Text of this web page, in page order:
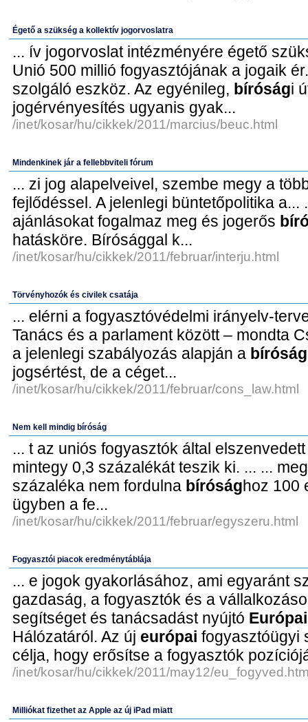
Égető a szükség a kollektív jogorvoslatra
... ív jogorvoslat intézményére égető
Unió 500 millió fogyasztójának a jogaik
szolgáló eszköz. Az egyénileg, bírósági
jogérvényesítés ugyanis gyak...
/inet/kosar/hu/cikkek/2011/marcius/beuc.html
Mindenkinek jár a fellebbviteli fórum
... zi jog alapelveivel, szembe megy a
fejlődéssel. A jelenlegi büntetőpolitika a...
ajánlásokat fogalmaz meg és jogerős
hatásköre. Bírósággal k...
/inet/kosar/hu/cikkek/2011/februar/interju.html
Törvényhozók és civilek csatája
... elérni a fogyasztóvédelmi irányelv-
Tanács és a parlament között – mondta
a jelenlegi szabályozás alapján a bíróság
jogsértést, de a céget...
/inet/kosar/hu/cikkek/2011/februar/cons_law.html
Nem kell mindig bíróság
... t az uniós fogyasztók által
mintegy 0,3 százalékát teszik ki. ... ...
százaléka nem fordulna bírósághoz 100
ügyben a fe...
/inet/kosar/hu/cikkek/2011/februar/egyszeru.html
Fogyasztói piacok eredménytáblája
... e jogok gyakorlásához, ami egyaránt
gazdaság, a fogyasztók és a
segítséget és tanácsadást nyújtó Európai
Hálózatáról. Az új európai fogyasztóügyi
célja, hogy erősítse a fogyasztók
/inet/kosar/hu/cikkek/2011/may12/
Milliókat fizethet az Apple az új iPad miatt